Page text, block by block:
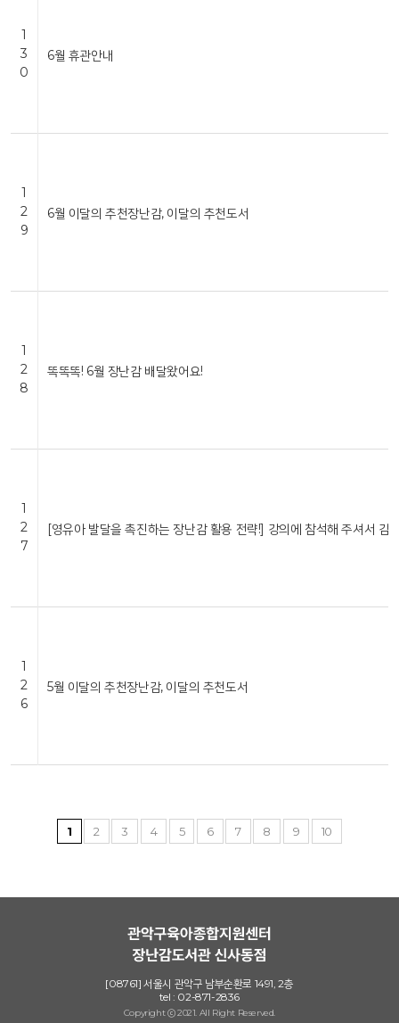
1
3
0
6월 휴관안내
1
2
9
6월 이달의 추천장난감, 이달의 추천도서
1
2
8
똑똑똑! 6월 장난감 배달왔어요!
1
2
7
[영유아 발달을 촉진하는 장난감 활용 전략!] 강의에 참석해 주셔서 감
1
2
6
5월 이달의 추천장난감, 이달의 추천도서
1 2 3 4 5 6 7 8 9 10
[08761] 서울시 관악구 남부순환로 1491, 2층
tel : 02-871-2836
Copyright ⓒ 2021. All Right Reserved.